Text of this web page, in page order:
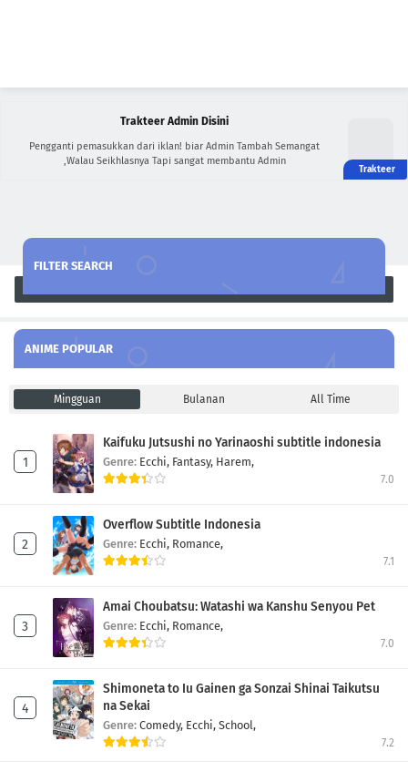
Trakteer Admin Disini
Pengganti pemasukkan dari iklan! biar Admin Tambah Semangat
,Walau Seikhlasnya Tapi sangat membantu Admin
FILTER SEARCH
ANIME POPULAR
Mingguan Bulanan All Time
Kaifuku Jutsushi no Yarinaoshi subtitle indonesia
Genre: Ecchi, Fantasy, Harem,
7.0
Overflow Subtitle Indonesia
Genre: Ecchi, Romance,
7.1
Amai Choubatsu: Watashi wa Kanshu Senyou Pet
Genre: Ecchi, Romance,
7.0
Shimoneta to Iu Gainen ga Sonzai Shinai Taikutsu
na Sekai
Genre: Comedy, Ecchi, School,
7.2